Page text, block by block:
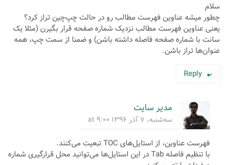
سلام
چطور میشه عناوین فهرست مطالب رو در حالت چپ‌چین تراز کرد؟
یعنی عناوین فهرست مطالب نزدیک شماره صفحه قرار بگیرن (مثلا یک
سانت با شماره صفحه فاصله داشته باشن) و ضمنا از سمت چپ، همه
عنوان‌ها تراز باشن.
Reply
مدیر سایت
سه‌شنبه، ۷ آذر ۱۳۹۶ at ۹:۰۰
فهرست عناوین، از استایل‌های TOC تبعیت می‌کنند.
با تنظیم فاصله‌ Tab در این استایل‌ها می‌توانید محل قرارگیری شماره